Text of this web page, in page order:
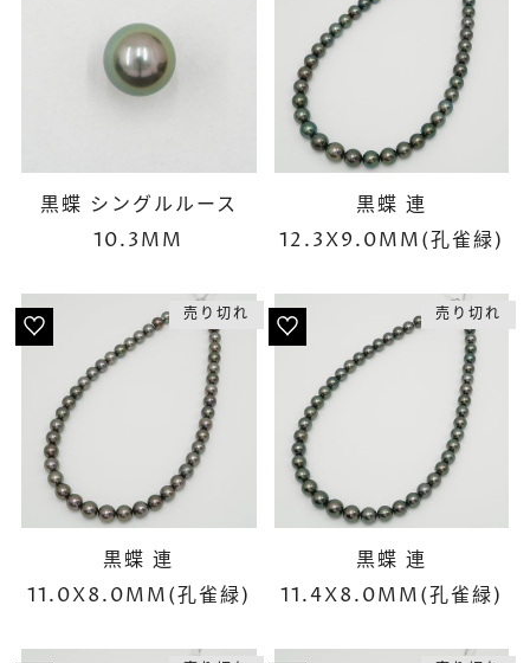
黒蝶 シングルルース
10.3MM
黒蝶 連
12.3X9.0MM(孔雀緑)
売り切れ
黒蝶 連
11.0X8.0MM(孔雀緑)
売り切れ
黒蝶 連
11.4X8.0MM(孔雀緑)